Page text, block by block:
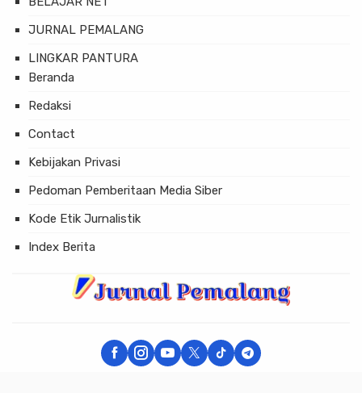
JURNAL PEMALANG
LINGKAR PANTURA
Beranda
Redaksi
Contact
Kebijakan Privasi
Pedoman Pemberitaan Media Siber
Kode Etik Jurnalistik
Index Berita